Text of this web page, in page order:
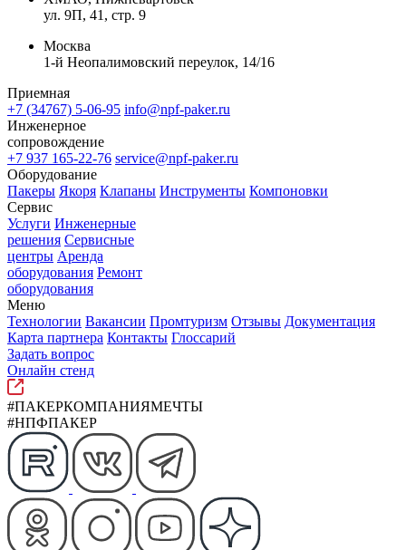
ул. 9П, 41, стр. 9
Москва
1-й Неопалимовский переулок, 14/16
Приемная
+7 (34767) 5-06-95 info@npf-paker.ru
Инженерное
сопровождение
+7 937 165-22-76 service@npf-paker.ru
Оборудование
Пакеры Якоря Клапаны Инструменты Компоновки
Сервис
Услуги Инженерные
решения Сервисные
центры Аренда
оборудования Ремонт
оборудования
Меню
Технологии Вакансии Промтуризм Отзывы Документация
Карта партнера Контакты Глоссарий
Задать вопрос
Онлайн стенд
#ПАКЕРКОМПАНИЯМЕЧТЫ
#НПФПАКЕР